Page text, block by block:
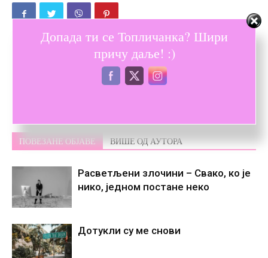
Позитивно размишљање –
Кад једном одеш нећеш се
ПОВЕЗАНЕ ОБЈАВЕ ВИШЕ ОД АУТОРА
Расветљени злочини – Свако, ко је
нико, једном постане некo
Дотукли су ме снови
Допада ти се Топличанка? Шири
причу даље! :)